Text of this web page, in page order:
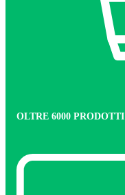
OLTRE 6000 PRODOTTI